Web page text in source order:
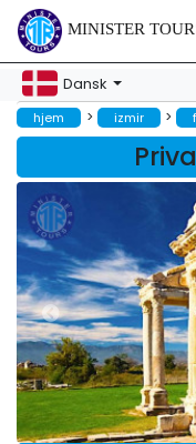
MINISTER
Dansk
hjem > izmir >